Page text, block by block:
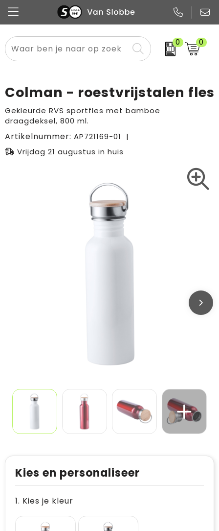
0 0
Alle categorieën
Promo
Pennen
Papier
Flessen
Merken
Meest gekozen
Overig textiel
Boodschappen- en draagtassen
Rugzakken
Colman - roestvrijstalen fles
Gekleurde RVS sportfles met bamboe
draagdeksel, 800 ml.
Artikelnummer: AP721169-01
Vrijdag 21 augustus in huis
Kies en personaliseer
1. Kies je kleur